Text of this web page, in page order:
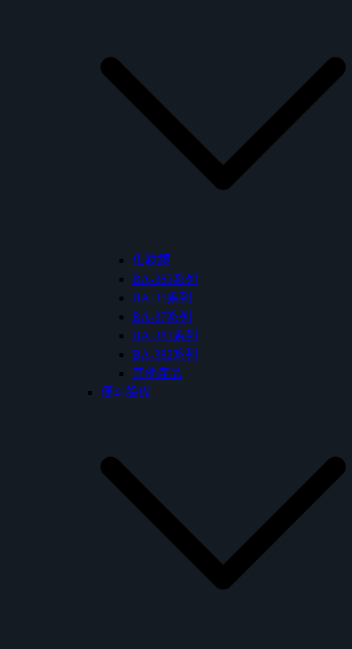
化妝鏡
BA-383系列
BA-35系列
BA-37系列
BA-381系列
BA-382系列
其他產品
便斗設備